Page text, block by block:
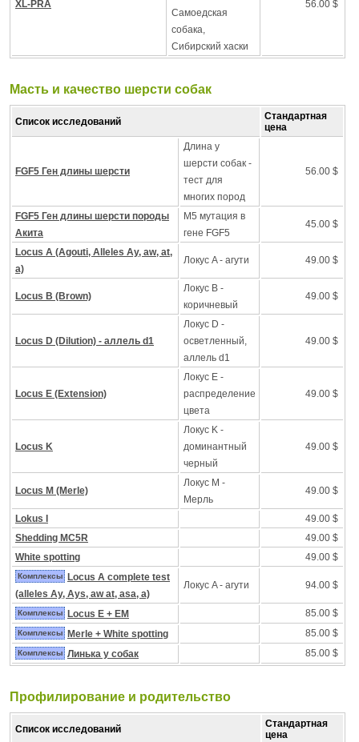
XL-PRA
Самоедская
собака,
Сибирский хаски
56.00 $
Масть и качество шерсти собак
Список исследований
Стандартная
цена
FGF5 Ген длины шерсти
Длина у
шерсти собак -
тест для
многих пород
56.00 $
FGF5 Ген длины шерсти породы
Акита
M5 мутация в
гене FGF5
45.00 $
Locus A (Agouti, Alleles Ay, aw, at,
a)
Локус A - агути 49.00 $
Locus B (Brown)
Локус B -
коричневый
49.00 $
Locus D (Dilution) - аллель d1
Локус D -
осветленный,
аллель d1
49.00 $
Locus E (Extension)
Локус Е -
распределение
цвета
49.00 $
Locus K
Локус K -
доминантный
черный
49.00 $
Locus M (Merle)
Локус M -
Mерль
49.00 $
Lokus I
49.00 $
Shedding MC5R
49.00 $
White spotting
49.00 $
Комплексы
Locus A complete test
(alleles Ay, Ays, aw at, asa, a)
Локус A - агути 94.00 $
Комплексы Locus E + EM 85.00 $
Комплексы Merle + White spotting 85.00 $
Комплексы Линька у собак 85.00 $
Профилирование и pодительство
Список исследований
Стандартная
цена